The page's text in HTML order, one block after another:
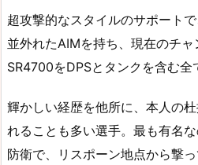
超攻撃的なスタイルのサポートで
並外れたAIMを持ち、現在のチ
SR4700をDPSとタンクを含む全
輝かしい経歴を他所に、本人の
れることも多い選手。最も有名
防衛で、リスポーン地点から撃